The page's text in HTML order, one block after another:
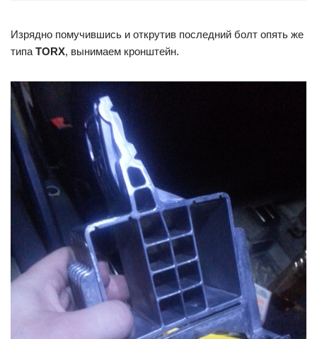
Изрядно помучившись и открутив последний болт опять же
типа TORX, вынимаем кронштейн.